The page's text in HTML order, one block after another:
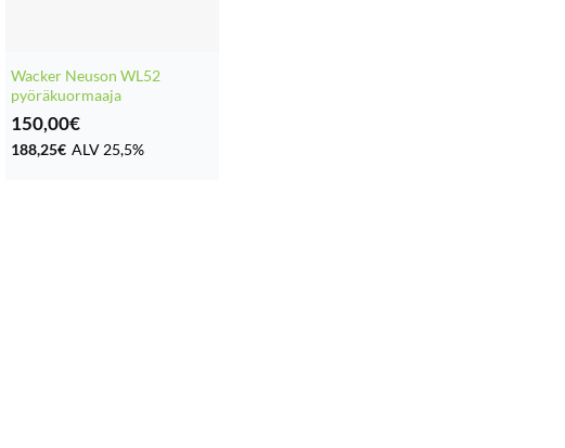
Wacker Neuson WL52
pyöräkuormaaja
150,00€
188,25€ ALV 25,5%